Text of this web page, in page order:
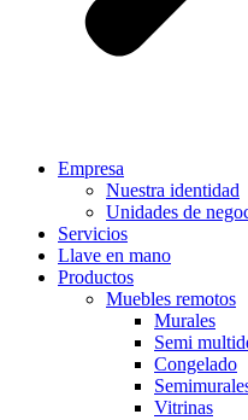
Empresa
Nuestra identidad
Unidades de
Servicios
Llave en mano
Productos
Muebles remotos
Murales
Semi
Congelado
Vitrinas